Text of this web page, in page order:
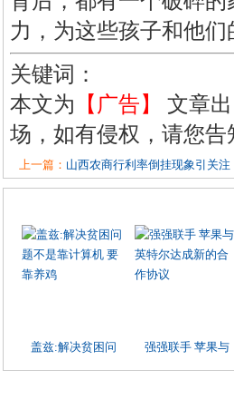
力，为这些孩子和他
关键词：
本文为 【广告】
文章
场，如有侵权，请您
上一篇： 山西农商行利率倒挂现象引关注
盖兹:解决贫困问 强强联手 苹果与